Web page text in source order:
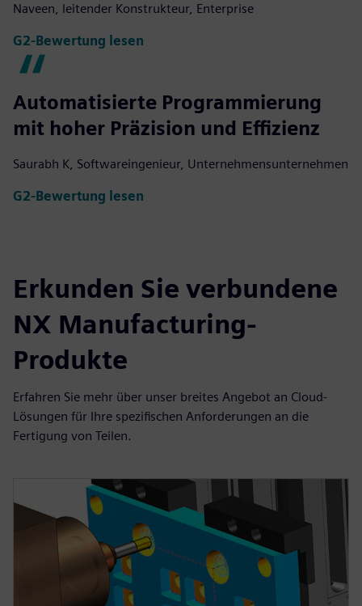
Naveen, leitender Konstrukteur, Enterprise
G2-Bewertung lesen
Automatisierte Programmierung
mit hoher Präzision und Effizienz
Saurabh K, Softwareingenieur, Unternehmensunternehmen
G2-Bewertung lesen
Erkunden Sie verbundene
NX Manufacturing-
Produkte
Erfahren Sie mehr über unser breites Angebot an Cloud-
Lösungen für Ihre spezifischen Anforderungen an die
Fertigung von Teilen.